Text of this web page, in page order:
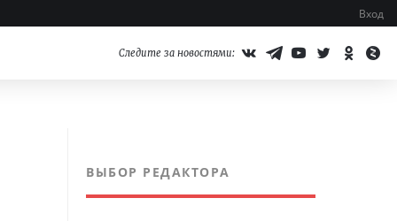
Вход
Следите за новостями:
ВЫБОР РЕДАКТОРА